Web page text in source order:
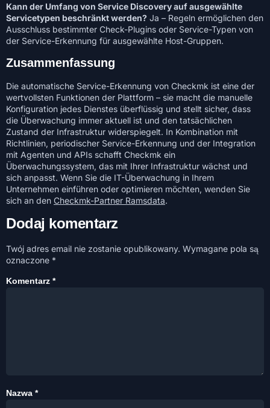
Kann der Umfang von Service Discovery auf ausgewählte
Servicetypen beschränkt werden? Ja – Regeln ermöglichen den
Ausschluss bestimmter Check-Plugins oder Service-Typen von
der Service-Erkennung für ausgewählte Host-Gruppen.
Zusammenfassung
Die automatische Service-Erkennung von Checkmk ist eine der
wertvollsten Funktionen der Plattform – sie macht die manuelle
Konfiguration jedes Dienstes überflüssig und stellt sicher, dass
die Überwachung immer aktuell ist und den tatsächlichen
Zustand der Infrastruktur widerspiegelt. In Kombination mit
Richtlinien, periodischer Service-Erkennung und der Integration
mit Agenten und APIs schafft Checkmk ein
Überwachungssystem, das mit Ihrer Infrastruktur wächst und
sich anpasst. Wenn Sie die IT-Überwachung in Ihrem
Unternehmen einführen oder optimieren möchten, wenden Sie
sich an den Checkmk-Partner Ramsdata.
Dodaj komentarz
Twój adres email nie zostanie opublikowany. Wymagane pola są
oznaczone *
Komentarz *
Nazwa *